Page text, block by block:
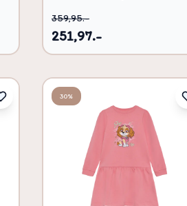
359,95.-
251,97.-
30%